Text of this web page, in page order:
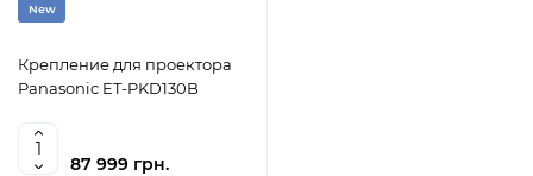
New
Крепление для проектора
Panasonic ET-PKD130B
87 999 грн.